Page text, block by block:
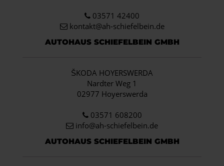
03571 42400
kontakt@ah-schiefelbein.de
AUTOHAUS SCHIEFELBEIN GMBH
ŠKODA HOYERSWERDA
Nardter Weg 1
02977 Hoyerswerda
03571 608200
info@ah-schiefelbein.de
AUTOHAUS SCHIEFELBEIN GMBH